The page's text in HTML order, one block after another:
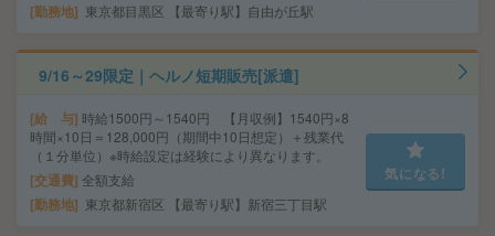
勤務地 東京都目黒区 【最寄り駅】自由が丘駅
9/16～29限定｜ヘルノ短期販売[派遣]
給 与 時給1500円～1540円 【月収例】1540円×8
時間×10日＝128,000円（期間中10日想定）＋残業代
（１分単位）※時給設定は経験により異なります。
交通費 全額支給
勤務地 東京都新宿区 【最寄り駅】新宿三丁目駅
気になる!